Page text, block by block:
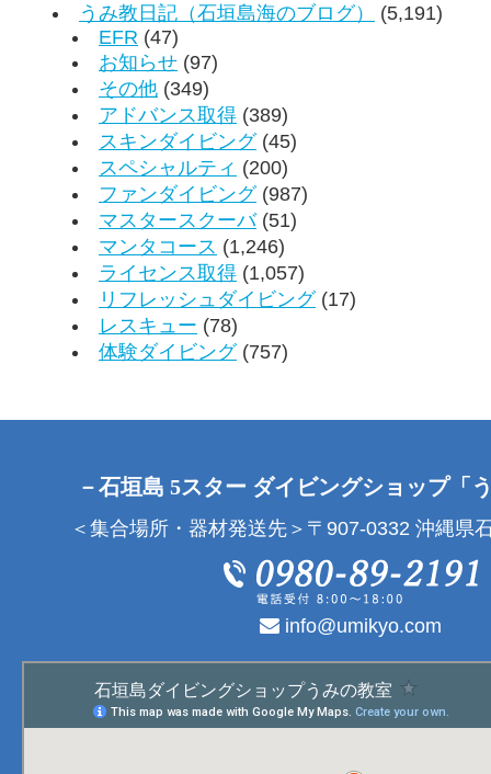
うみ教日記（石垣島海のブログ）
(5,191)
EFR (47)
お知らせ (97)
その他 (349)
アドバンス取得 (389)
スキンダイビング(45)
スペシャルティ (200)
ファンダイビング(987)
マスタースクーバ(51)
マンタコース (1,246)
ライセンス取得 (1,057)
リフレッシュダイビング(17)
レスキュー (78)
体験ダイビング(757)
－石垣島 5スター ダイビングショップ「
＜集合場所・器材発送先＞〒907-0332 沖縄県
info@umikyo.com